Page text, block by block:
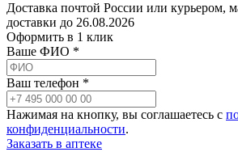
Доставка почтой России или курьером,
доставки до 26.08.2026
Оформить в 1 клик
Ваше ФИО *
Ваш телефон *
Нажимая на кнопку, вы соглашаетесь с
конфиденциальности.
Заказать в аптеке